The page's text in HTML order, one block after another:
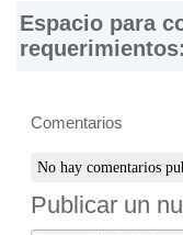
de teléfono y otros
están sujetos a
durante la
Espacio para
requerimientos:
Comentarios
No hay comentarios
Publicar un